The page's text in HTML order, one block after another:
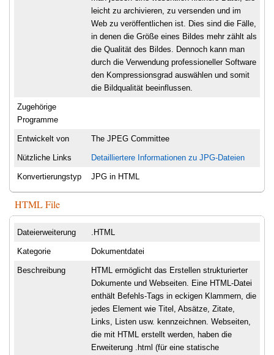
leicht zu archivieren, zu versenden und im
Web zu veröffentlichen ist. Dies sind die Fälle,
in denen die Größe eines Bildes mehr zählt als
die Qualität des Bildes. Dennoch kann man
durch die Verwendung professioneller Software
den Kompressionsgrad auswählen und somit
die Bildqualität beeinflussen.
Zugehörige
Programme
Entwickelt von The JPEG Committee
Nützliche Links Detailliertere Informationen zu JPG-Dateien
Konvertierungstyp JPG in HTML
HTML File
Dateierweiterung .HTML
Kategorie Dokumentdatei
Beschreibung
HTML ermöglicht das Erstellen strukturierter
Dokumente und Webseiten. Eine HTML-Datei
enthält Befehls-Tags in eckigen Klammern, die
jedes Element wie Titel, Absätze, Zitate,
Links, Listen usw. kennzeichnen. Webseiten,
die mit HTML erstellt werden, haben die
Erweiterung .html (für eine statische